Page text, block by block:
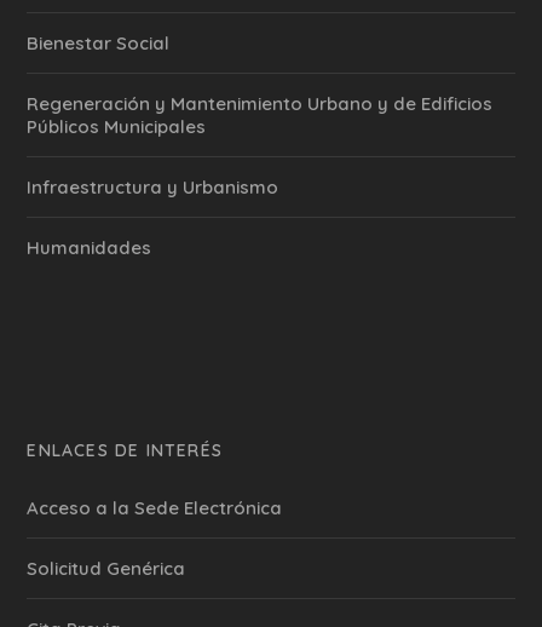
Bienestar Social
Regeneración y Mantenimiento Urbano y de Edificios
Públicos Municipales
Infraestructura y Urbanismo
Humanidades
ENLACES DE INTERÉS
Acceso a la Sede Electrónica
Solicitud Genérica